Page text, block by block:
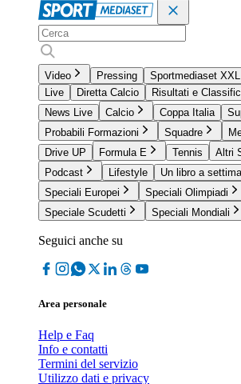
Video Pressing Sportmediaset XXL
Live
Diretta Calcio
Risultati e
News Live
Calcio Coppa Italia
Probabili Formazioni
Squadre
Drive UP
Formula E Tennis Altri
Podcast
Lifestyle
Un libro a
Speciali Europei
Speciali Olimpiadi
Speciale Scudetti
Speciali Mondiali
Seguici anche su
Area personale
Help e Faq
Info e contatti
Termini del servizio
Utilizzo dati e privacy